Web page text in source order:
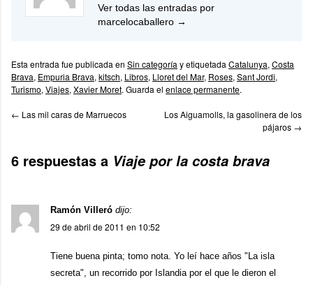
Ver todas las entradas por
marcelocaballero →
Esta entrada fue publicada en Sin categoría y etiquetada Catalunya, Costa
Brava, Empuria Brava, kitsch, Libros, Lloret del Mar, Roses, Sant Jordi,
Turismo, Viajes, Xavier Moret. Guarda el enlace permanente.
← Las mil caras de Marruecos
Los Aiguamolls, la gasolinera de los
pájaros →
6 respuestas a Viaje por la costa brava
Ramón Villeró dijo:
29 de abril de 2011 en 10:52
Tiene buena pinta; tomo nota. Yo leí hace años "La isla
secreta", un recorrido por Islandia por el que le dieron el